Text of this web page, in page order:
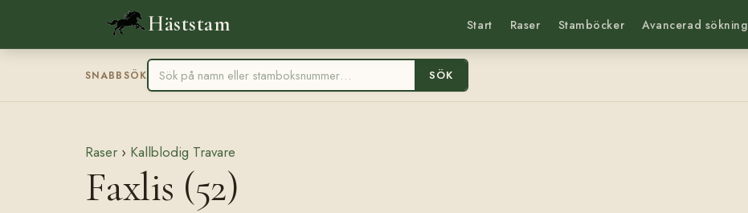
Häststam Start Raser Stamböcker Avancerad sökning
SNABBSÖK SÖK
Raser › Kallblodig Travare
Faxlis (52)